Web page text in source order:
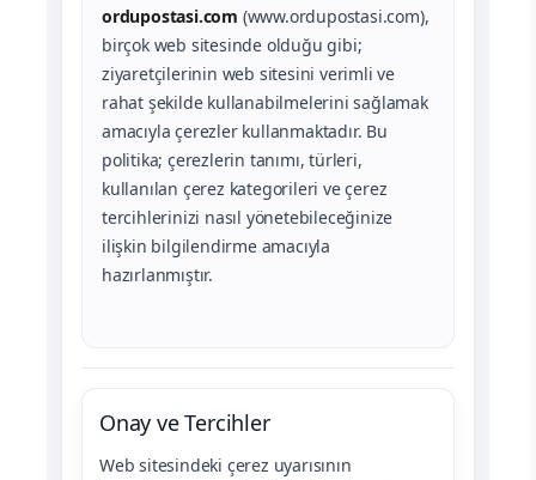
ordupostasi.com (www.ordupostasi.com),
birçok web sitesinde olduğu gibi;
ziyaretçilerinin web sitesini verimli ve
rahat şekilde kullanabilmelerini sağlamak
amacıyla çerezler kullanmaktadır. Bu
politika; çerezlerin tanımı, türleri,
kullanılan çerez kategorileri ve çerez
tercihlerinizi nasıl yönetebileceğinize
ilişkin bilgilendirme amacıyla
hazırlanmıştır.
Onay ve Tercihler
Web sitesindeki çerez uyarısının